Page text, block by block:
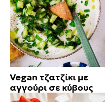
Vegan τζατζίκι με
αγγούρι σε κύβους